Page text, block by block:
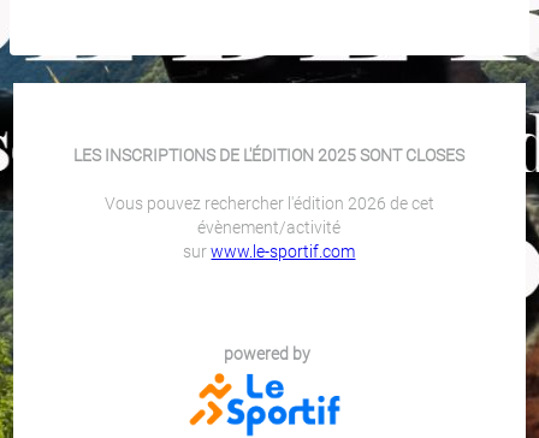
LES INSCRIPTIONS DE L'ÉDITION 2025 SONT CLOSES
Vous pouvez rechercher l'édition 2026 de cet
évènement/activité
surwww.le-sportif.com
powered by